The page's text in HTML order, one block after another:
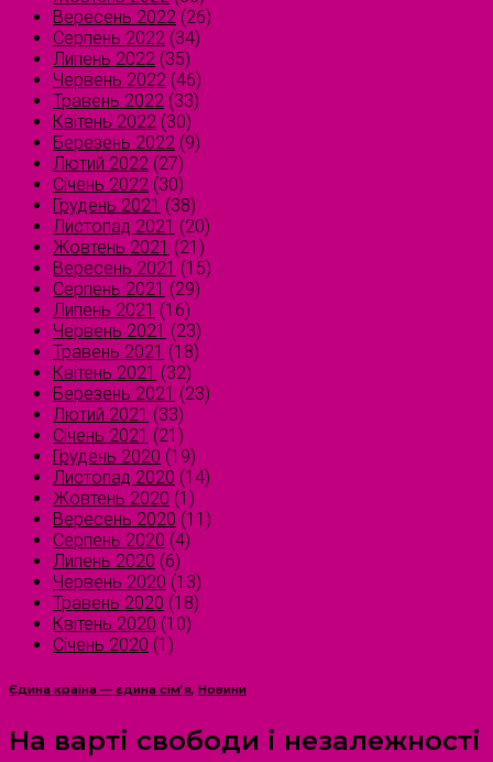
Вересень 2022 (26)
Серпень 2022 (34)
Липень 2022 (35)
Червень 2022 (46)
Травень 2022 (33)
Квітень 2022 (30)
Березень 2022 (9)
Лютий 2022 (27)
Січень 2022 (30)
Грудень 2021 (38)
Листопад 2021 (20)
Жовтень 2021 (21)
Вересень 2021 (15)
Серпень 2021 (29)
Липень 2021 (16)
Червень 2021 (23)
Травень 2021 (18)
Квітень 2021 (32)
Березень 2021 (23)
Лютий 2021 (33)
Січень 2021 (21)
Грудень 2020 (19)
Листопад 2020 (14)
Жовтень 2020 (1)
Вересень 2020 (11)
Серпень 2020 (4)
Липень 2020 (6)
Червень 2020 (13)
Травень 2020 (18)
Квітень 2020 (10)
Січень 2020 (1)
Єдина країна — єдина сім’я, Новини
На варті свободи і незалежності